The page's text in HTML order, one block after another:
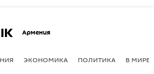
Армения
ЭКОНОМИКА ПОЛИТИКА В МИРЕ